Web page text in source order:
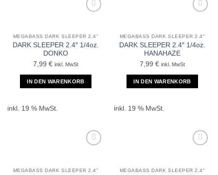
MEGABASS DARK SLEEPER 2.4"
DARK SLEEPER 2.4″ 1/4oz.
DONKO
7,99 € inkl. MwSt
IN DEN WARENKORB
inkl. 19 % MwSt.
MEGABASS DARK SLEEPER 2.4"
DARK SLEEPER 2.4″ 1/4oz.
HANAHAZE
7,99 € inkl. MwSt
IN DEN WARENKORB
inkl. 19 % MwSt.
MEGABASS DARK SLEEPER 2.4" MEGABASS DARK SLEEPER 2.4"